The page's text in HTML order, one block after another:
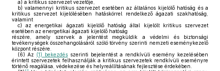
a) a kritikus szervezet vezetője,
b) valamennyi kritikus szervezet esetében az általános kijelölő hatóság és a
kritikus szervezet kijelölésében hatáskörrel rendelkező ágazati szakhatóság,
valamint
c) az energetikai ágazati kijelölő hatóság által kijelölt kritikus szervezet
esetében az energetikai ágazati kijelölő hatóság
részére, amely szervek a jelentést megküldik a védelmi és biztonsági
tevékenységek összehangolásáról szóló törvény szerinti nemzeti eseménykezelő
központ részére.
(6) Az (1) bekezdés szerinti bejelentést a rendkívüli esemény kezelésében
érintett szervezetek felhasználják a kritikus szervezetek rendkívüli eseményre
történő reagálása, védekezése és helyreállításának fejlesztése érdekében.